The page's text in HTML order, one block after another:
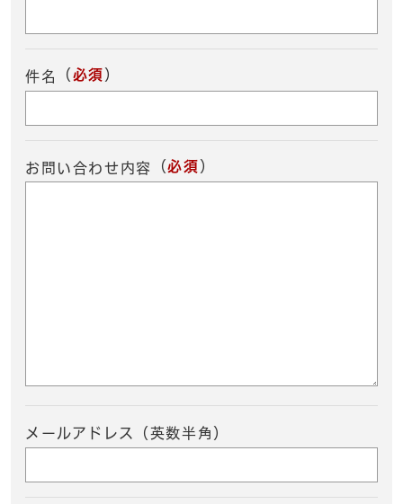
件名 （ 必須 ）
お問い合わせ内容 （必須 ）
メールアドレス（英数半角）